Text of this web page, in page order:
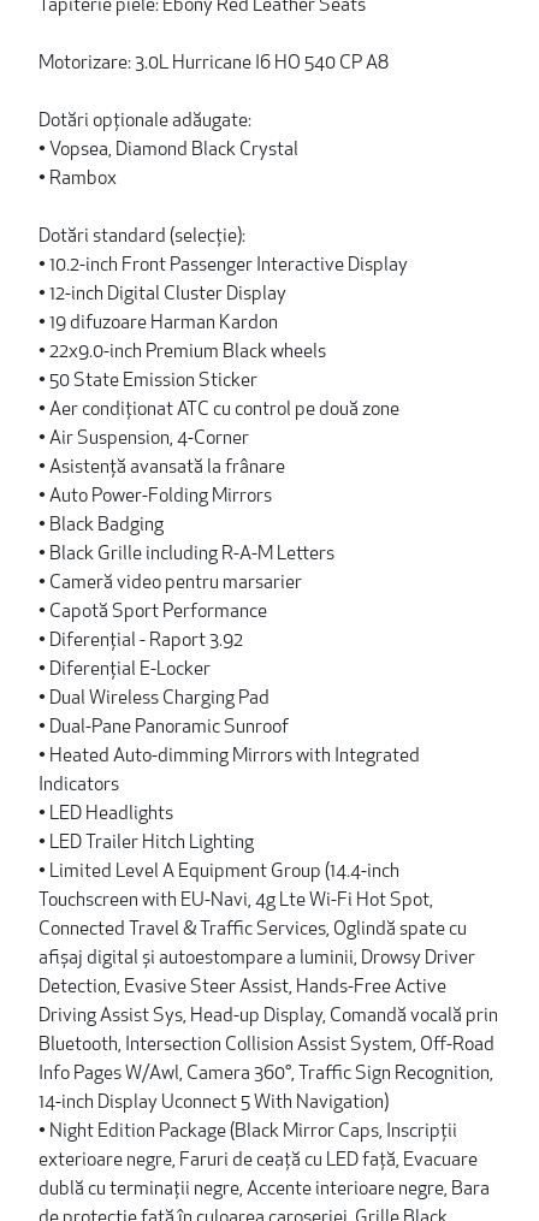
Tapiterie piele: Ebony Red Leather Seats
Motorizare: 3.0L Hurricane I6 HO 540 CP A8
Dotări opționale adăugate:
• Vopsea, Diamond Black Crystal
• Rambox
Dotări standard (selecție):
• 10.2-inch Front Passenger Interactive Display
• 12-inch Digital Cluster Display
• 19 difuzoare Harman Kardon
• 22x9.0-inch Premium Black wheels
• 50 State Emission Sticker
• Aer condiționat ATC cu control pe două zone
• Air Suspension, 4-Corner
• Asistență avansată la frânare
• Auto Power-Folding Mirrors
• Black Badging
• Black Grille including R-A-M Letters
• Cameră video pentru marsarier
• Capotă Sport Performance
• Diferențial - Raport 3.92
• Diferențial E-Locker
• Dual Wireless Charging Pad
• Dual-Pane Panoramic Sunroof
• Heated Auto-dimming Mirrors with Integrated
Indicators
• LED Headlights
• LED Trailer Hitch Lighting
• Limited Level A Equipment Group (14.4-inch
Touchscreen with EU-Navi, 4g Lte Wi-Fi Hot Spot,
Connected Travel & Traffic Services, Oglindă spate cu
afișaj digital și autoestompare a luminii, Drowsy Driver
Detection, Evasive Steer Assist, Hands-Free Active
Driving Assist Sys, Head-up Display, Comandă vocală prin
Bluetooth, Intersection Collision Assist System, Off-Road
Info Pages W/Awl, Camera 360°, Traffic Sign Recognition,
14-inch Display Uconnect 5 With Navigation)
• Night Edition Package (Black Mirror Caps, Inscripții
exterioare negre, Faruri de ceață cu LED față, Evacuare
dublă cu terminații negre, Accente interioare negre, Bara